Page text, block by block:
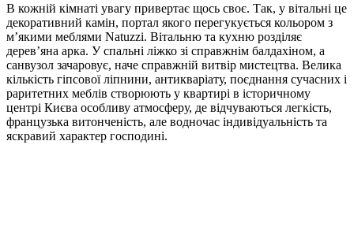
В кожній кімнаті увагу привертає щось своє. Так, у вітальні це
декоративний камін, портал якого перегукується кольором з
м’якими меблями Natuzzi. Вітальню та кухню розділяє
дерев’яна арка. У спальні ліжко зі справжнім балдахіном, а
санвузол зачаровує, наче справжній витвір мистецтва. Велика
кількість гіпсової ліпнини, антикваріату, поєднання сучасних і
раритетних меблів створюють у квартирі в історичному
центрі Києва особливу атмосферу, де відчуваються легкість,
французька витонченість, але водночас індивідуальність та
яскравий характер господині.